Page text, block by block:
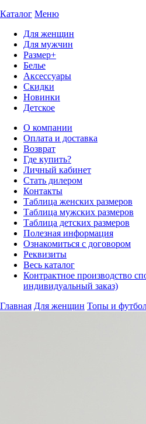
Каталог Меню
Для женщин
Для мужчин
Размер+
Белье
Аксессуары
Скидки
Новинки
Детское
О компании
Оплата и доставка
Возврат
Где купить?
Личный кабинет
Стать дилером
Контакты
Таблица женских размеров
Таблица мужских размеров
Таблица детских размеров
Полезная информация
Ознакомиться с договором
Реквизиты
Весь каталог
Контрактное производство
индивидуальный заказ)
Главная Для женщин Топы и